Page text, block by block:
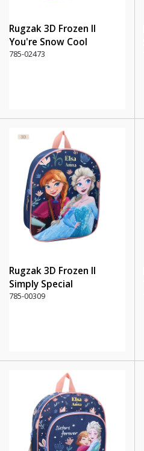
Rugzak 3D Frozen II
You're Snow Cool
785-02473
Rugzak 3D Frozen II
Simply Special
785-00309